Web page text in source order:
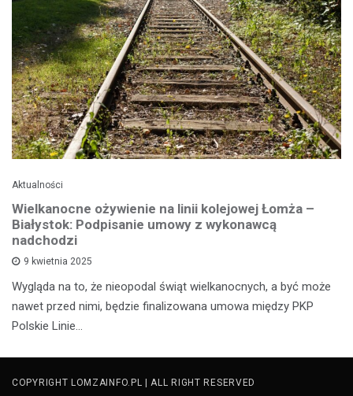
Aktualności
Wielkanocne ożywienie na linii kolejowej Łomża –
Białystok: Podpisanie umowy z wykonawcą
nadchodzi
9 kwietnia 2025
Wygląda na to, że nieopodal świąt wielkanocnych, a być może
nawet przed nimi, będzie finalizowana umowa między PKP
Polskie Linie…
COPYRIGHT LOMZAINFO.PL | ALL RIGHT RESERVED